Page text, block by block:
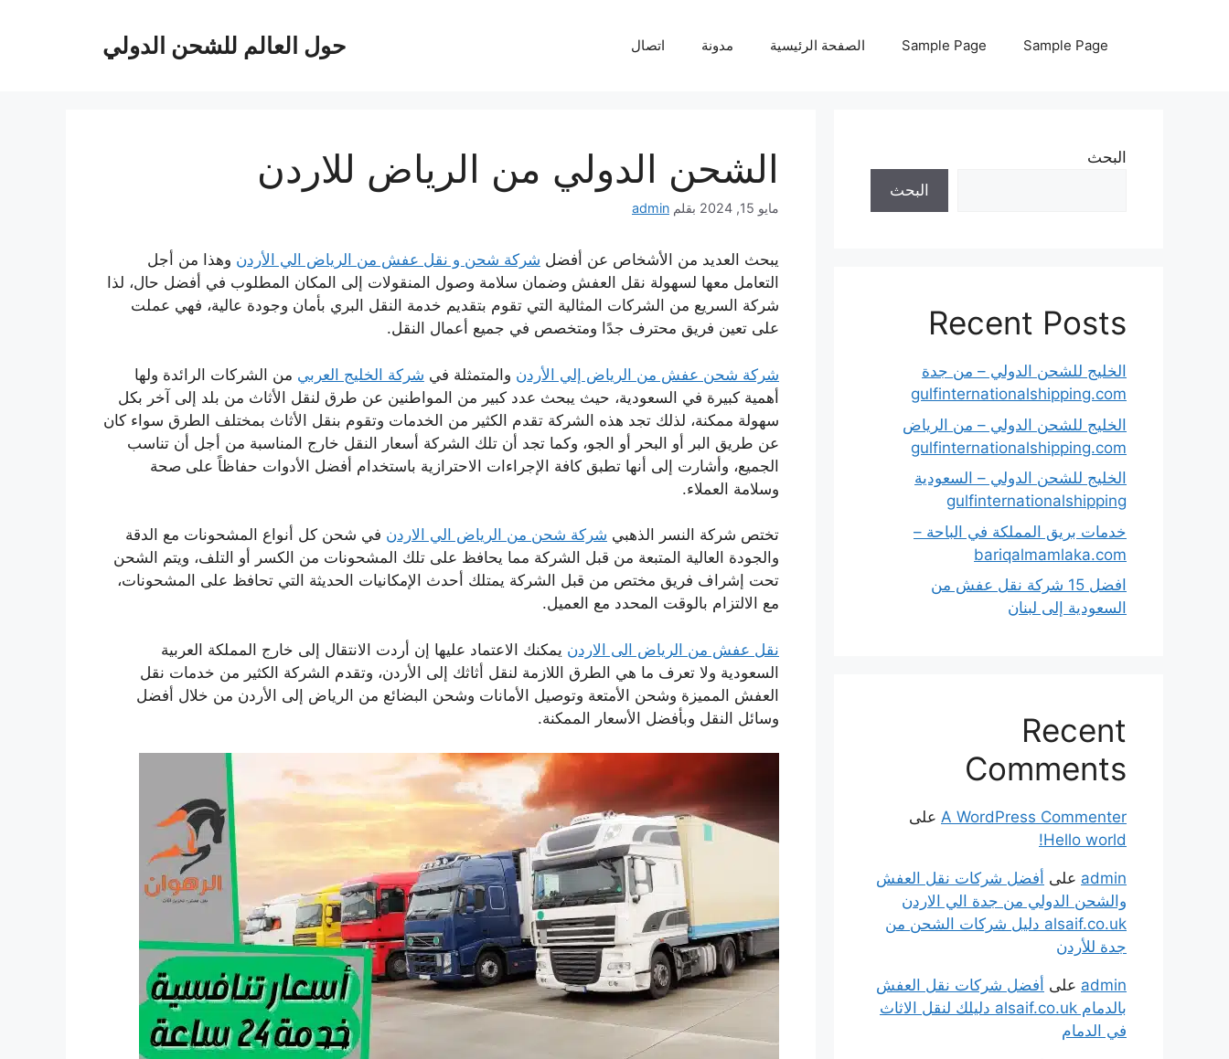
حول العالم للشحن الدولي Sample Page
Sample Page الصفحة الرئيسية مدونة اتصال
الشحن الدولي من الرياض للاردن
مايو 15, 2024 بقلم admin
يبحث العديد من الأشخاص عن أفضل شركة شحن و نقل عفش من الرياض الي الأردن وهذا من أجل
التعامل معها لسهولة نقل العفش وضمان سلامة وصول المنقولات إلى المكان المطلوب في أفضل حال، لذا
شركة السريع من الشركات المثالية التي تقوم بتقديم خدمة النقل البري بأمان وجودة عالية، فهي عملت
على تعين فريق محترف جدًا ومتخصص في جميع أعمال النقل.
شركة شحن عفش من الرياض إلي الأردن والمتمثلة في شركة الخليج العربي من الشركات الرائدة ولها
أهمية كبيرة في السعودية، حيث يبحث عدد كبير من المواطنين عن طرق لنقل الأثاث من بلد إلى آخر بكل
سهولة ممكنة، لذلك تجد هذه الشركة تقدم الكثير من الخدمات وتقوم بنقل الأثاث بمختلف الطرق سواء كان
عن طريق البر أو البحر أو الجو، وكما تجد أن تلك الشركة أسعار النقل خارج المناسبة من أجل أن تناسب
الجميع، وأشارت إلى أنها تطبق كافة الإجراءات الاحترازية باستخدام أفضل الأدوات حفاظاً على صحة
وسلامة العملاء.
تختص شركة النسر الذهبي شركة شحن من الرياض الي الاردن في شحن كل أنواع المشحونات مع الدقة
والجودة العالية المتبعة من قبل الشركة مما يحافظ على تلك المشحونات من الكسر أو التلف، ويتم الشحن
تحت إشراف فريق مختص من قبل الشركة يمتلك أحدث الإمكانيات الحديثة التي تحافظ على المشحونات،
مع الالتزام بالوقت المحدد مع العميل.
نقل عفش من الرياض الى الاردن يمكنك الاعتماد عليها إن أردت الانتقال إلى خارج المملكة العربية
السعودية ولا تعرف ما هي الطرق اللازمة لنقل أثاثك إلى الأردن، وتقدم الشركة الكثير من خدمات نقل
العفش المميزة وشحن الأمتعة وتوصيل الأمانات وشحن البضائع من الرياض إلى الأردن من خلال أفضل
وسائل النقل وبأفضل الأسعار الممكنة.
البحث
البحث
Recent Posts
الخليج للشحن الدولي – من جدة
gulfinternationalshipping.com
الخليج للشحن الدولي – من الرياض
gulfinternationalshipping.com
الخليج للشحن الدولي – السعودية
gulfinternationalshipping
خدمات بريق المملكة في الباحة –
bariqalmamlaka.com
افضل 15 شركة نقل عفش من
السعودية إلى لبنان
Recent
Comments
A WordPress Commenter على
Hello world!
admin على أفضل شركات نقل العفش
والشحن الدولي من جدة الي الاردن
alsaif.co.uk دليل شركات الشحن من
جدة للأردن
admin على أفضل شركات نقل العفش
بالدمام alsaif.co.uk دليلك لنقل الاثاث
في الدمام